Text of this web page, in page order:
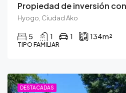
Hyogo, Ciudad Ako
5 1 1 134m²
TIPO FAMILIAR
DESTACADAS